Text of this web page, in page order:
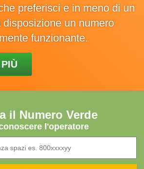
preferisci e in meno di un
un numero
funzionante.
il Numero Verde
l'operatore